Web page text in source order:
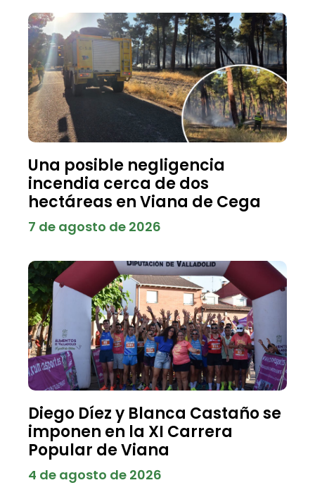
Una posible negligencia
incendia cerca de dos
hectáreas en Viana de Cega
7 de agosto de 2026
Diego Díez y Blanca Castaño se
imponen en la XI Carrera
Popular de Viana
4 de agosto de 2026